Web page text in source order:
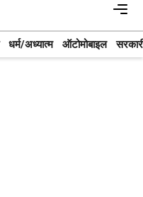
धर्म/अध्यात्म ऑटोमोबाइल